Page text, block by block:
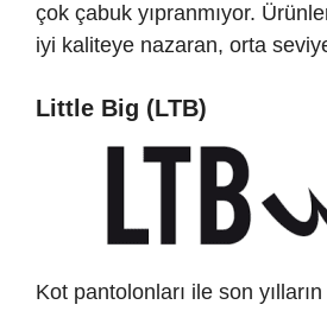
çok çabuk yıpranmıyor.
iyi kaliteye nazaran, orta
Little Big (LTB)
Kot pantolonları ile son